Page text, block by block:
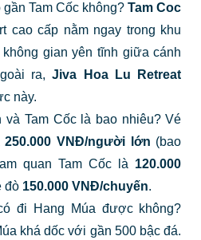
gần Tam Cốc không?Tam Coc
cao cấp nằm ngay trong khu
gian yên tĩnh giữa cánh
ra,Jiva Hoa Lu Retreat
này.
và Tam Cốc là bao nhiêu? Vé
250.000 VNĐ/người lớn (bao
quan Tam Cốc là 120.000
đò 150.000 VNĐ/chuyến.
đi Hang Múa được không?
khá dốc với gần 500 bậc đá.